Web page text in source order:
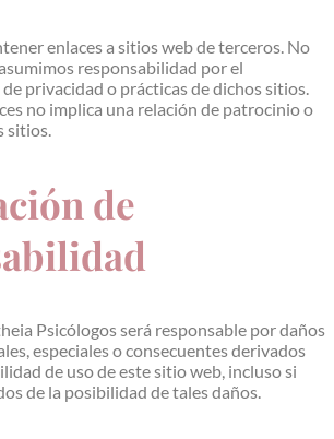
enlaces a sitios web de terceros. No
responsabilidad por el
privacidad o prácticas de dichos sitios.
no implica una relación de patrocinio o
sitios.
de
Psicólogos será responsable por daños
especiales o consecuentes derivados
de uso de este sitio web, incluso si
de la posibilidad de tales daños.